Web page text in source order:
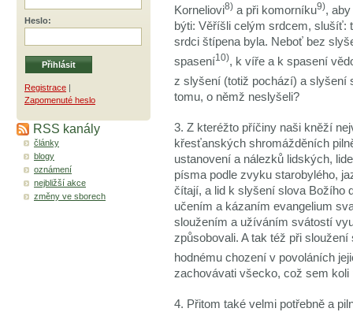
Heslo:
Registrace |
Zapomenuté heslo
RSS kanály
články
blogy
oznámení
nejbližší akce
změny ve sborech
Korneliovi8) a při komorníku9),
býti: Věříšli celým srdcem, slušíť:
srdci štípena byla. Neboť bez
spasení10), k víře a k spasení
z slyšení (totiž pochází) a slyšení
tomu, o němž neslyšeli?
3. Z kteréžto příčiny naši kněží
křesťanských shromážděních
ustanovení a nálezků lidských,
písma podle zvyku starobylého,
čítají, a lid k slyšení slova Božího
učením a kázaním evangelium
sloužením a užíváním svátostí
způsobovali. A tak též při
hodnému chození v povoláních
zachovávati všecko, což sem koli
4. Přitom také velmi potřebně a